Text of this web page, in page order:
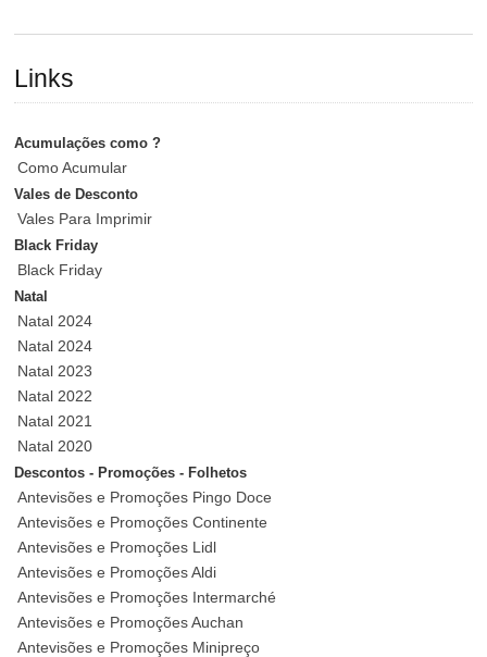
Links
Acumulações como ?
Como Acumular
Vales de Desconto
Vales Para Imprimir
Black Friday
Black Friday
Natal
Natal 2024
Natal 2024
Natal 2023
Natal 2022
Natal 2021
Natal 2020
Descontos - Promoções - Folhetos
Antevisões e Promoções Pingo Doce
Antevisões e Promoções Continente
Antevisões e Promoções Lidl
Antevisões e Promoções Aldi
Antevisões e Promoções Intermarché
Antevisões e Promoções Auchan
Antevisões e Promoções Minipreço